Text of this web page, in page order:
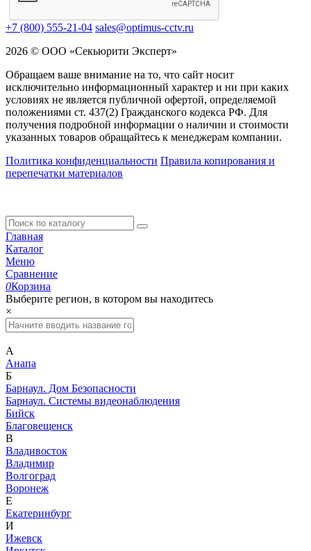
+7 (800) 555-21-04 sales@optimus-cctv.ru
2026 © ООО «Секьюрити Эксперт»
Обращаем ваше внимание на то, что сайт носит
исключительно информационный характер и ни при каких
условиях не является публичной офертой, определяемой
положениями ст. 437(2) Гражданского кодекса РФ. Для
получения подробной информации о наличии и стоимости
указанных товаров обращайтесь к менеджерам компании.
Политика конфиденциальности Правила копирования и
перепечатки материалов
Главная
Каталог
Меню
Сравнение
0Корзина
Выберите регион, в котором вы находитесь
×
А
Анапа
Б
Барнаул. Дом Безопасности
Барнаул. Системы видеонаблюдения
Бийск
Благовещенск
В
Владивосток
Владимир
Волгоград
Воронеж
Е
Екатеринбург
И
Ижевск